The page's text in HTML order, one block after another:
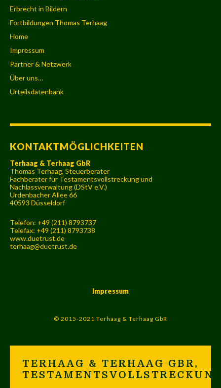
Erbrecht in Bildern
Fortbildungen Thomas Terhaag
Home
Impressum
Partner & Netzwerk
Über uns…
Urteilsdatenbank
KONTAKTMÖGLICHKEITEN
Terhaag & Terhaag GbR
Thomas Terhaag, Steuerberater
Fachberater für Testamentsvollstreckung und
Nachlassverwaltung (DStV e.V.)
Urdenbacher Allee 66
40593 Düsseldorf
Telefon: +49 (211) 8793737
Telefax: +49 (211) 8793738
www.duetrust.de
terhaag@duetrust.de
Impressum
© 2015-2021 Terhaag & Terhaag GbR
TERHAAG & TERHAAG GBR,